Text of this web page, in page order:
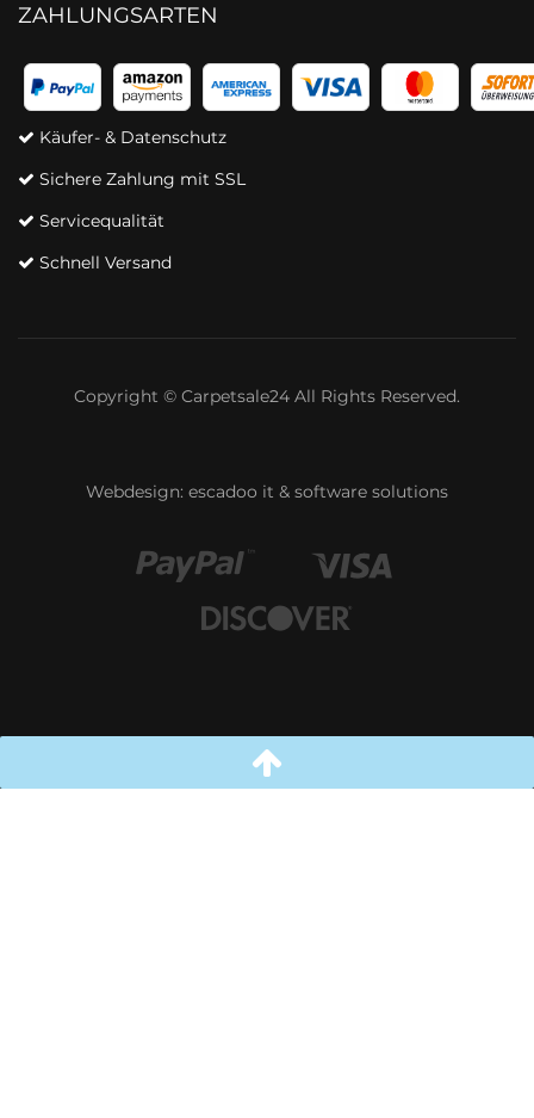
ZAHLUNGSARTEN
Käufer- & Datenschutz
Sichere Zahlung mit SSL
Servicequalität
Schnell Versand
Copyright © Carpetsale24 All Rights Reserved.
Webdesign: escadoo it & software solutions